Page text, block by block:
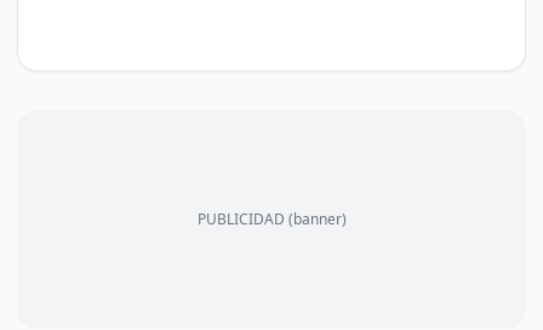
PUBLICIDAD (banner)